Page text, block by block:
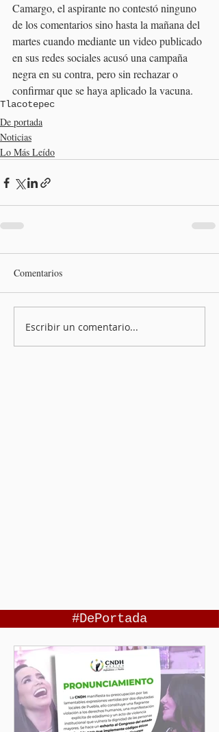
Camargo, el aspirante no contestó ninguno
de los comentarios sino hasta la mañana del
martes cuando mediante un video publicado
en sus redes sociales acusó una campaña
negra en su contra, pero sin rechazar o
confirmar que se haya aplicado la vacuna.
Tlacotepec
De portada
Noticias
Lo Más Leído
Comentarios
Escribir un comentario...
#DePortada